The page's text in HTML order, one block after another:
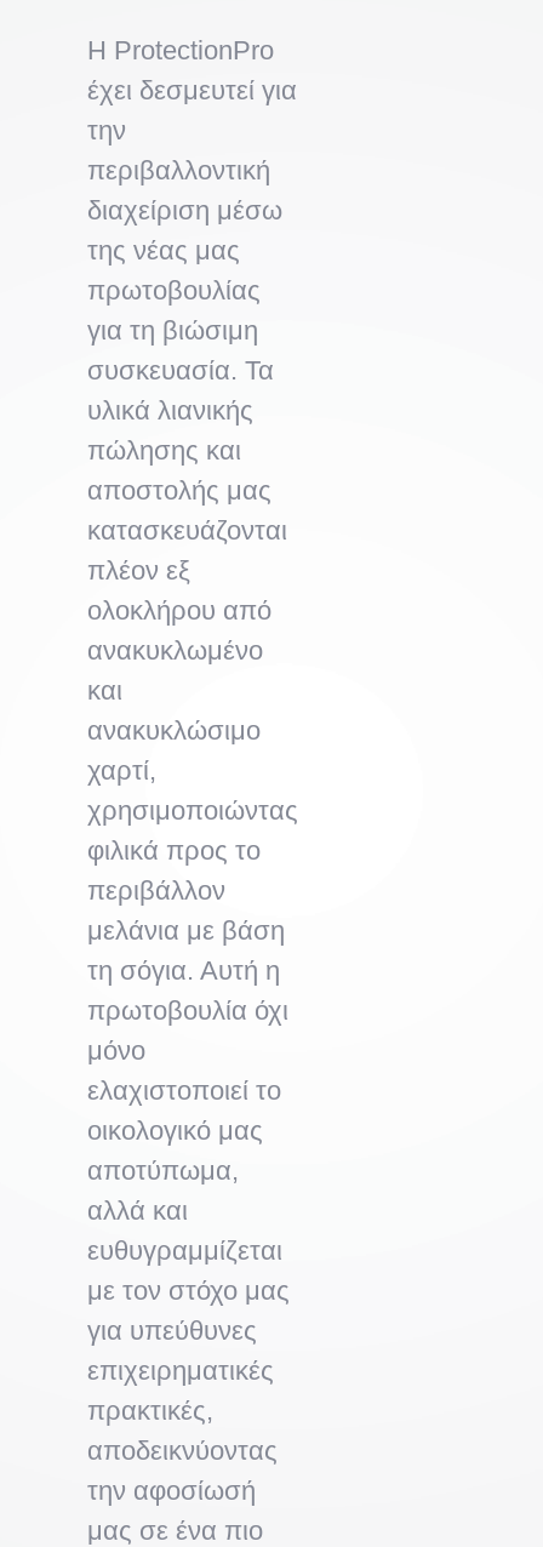
Η ProtectionPro
έχει δεσμευτεί για
την
περιβαλλοντική
διαχείριση μέσω
της νέας μας
πρωτοβουλίας
για τη βιώσιμη
συσκευασία. Τα
υλικά λιανικής
πώλησης και
αποστολής μας
κατασκευάζονται
πλέον εξ
ολοκλήρου από
ανακυκλωμένο
και
ανακυκλώσιμο
χαρτί,
χρησιμοποιώντας
φιλικά προς το
περιβάλλον
μελάνια με βάση
τη σόγια. Αυτή η
πρωτοβουλία όχι
μόνο
ελαχιστοποιεί το
οικολογικό μας
αποτύπωμα,
αλλά και
ευθυγραμμίζεται
με τον στόχο μας
για υπεύθυνες
επιχειρηματικές
πρακτικές,
αποδεικνύοντας
την αφοσίωσή
μας σε ένα πιο